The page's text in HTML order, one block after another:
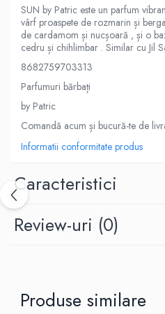
SUN by Patric este un parfum
vârf proaspete de rozmarin și
de cardamom și nucșoară , și o
cedru și chihlimbar . Similar cu Jil
8682759703313
Parfumuri bărbați
by Patric
Comandă acum și bucură-te de
Informatii conformitate produs
Caracteristici
Review-uri (0)
Produse similare